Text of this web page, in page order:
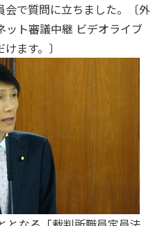
会で質問に立ちました。〔外
ット審議中継 ビデオライブ
ます。〕